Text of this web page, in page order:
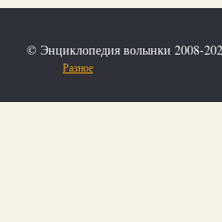
© Энциклопедия волынки 2008-
Разное